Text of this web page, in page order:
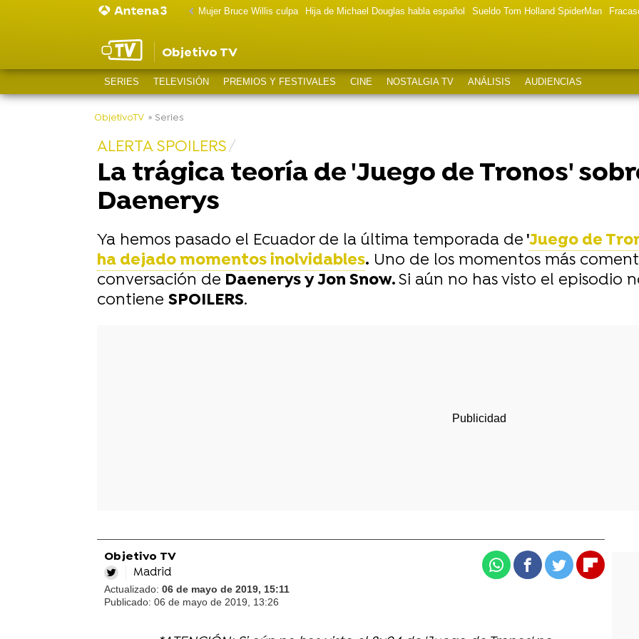
Mujer Bruce Willis culpa Hija de Michael Douglas habla español Sueldo Tom Holland SpiderMan
Objetivo TV
SERIES TELEVISIÓN PREMIOS Y FESTIVALES CINE NOSTALGIA TV ANÁLISIS AUDIENCIAS
-
ObjetivoTV » Series
ALERTA SPOILERS
La trágica teoría de 'Juego de Tronos'
Daenerys
Ya hemos pasado el Ecuador de la última temporada de 'Juego de
ha dejado momentos inolvidables. Uno de los momentos más
conversación de Daenerys y Jon Snow.Si aún no has visto el episodio
contiene SPOILERS.
Objetivo TV
Madrid
Actualizado: 06 de mayo de 2019, 15:11
Publicado: 06 de mayo de 2019, 13:26
WhatsappFacebook
Twitter